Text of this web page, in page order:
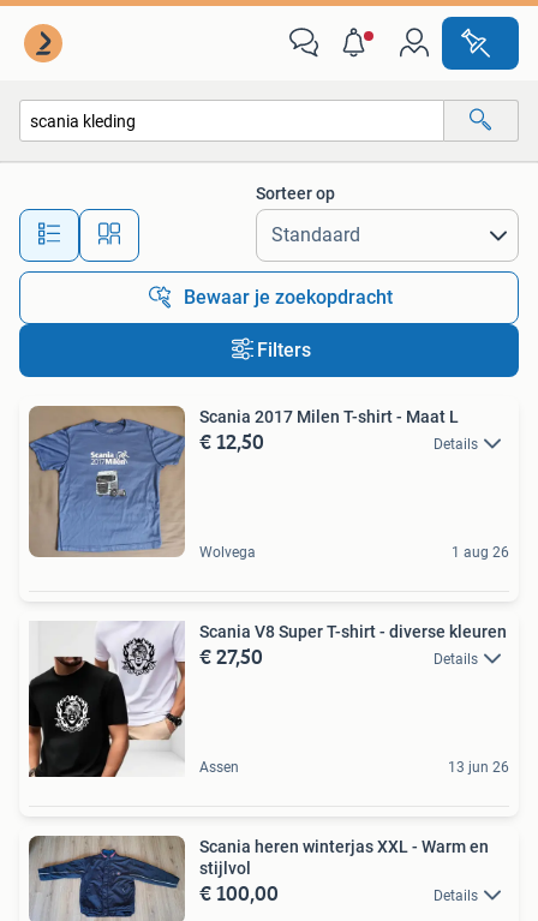
Alle afstanden…
Sorteer op
Bewaar je zoekopdracht
Filters
Scania 2017 Milen T-shirt - Maat L
€ 12,50 Details
Wolvega 1 aug 26
Scania V8 Super T-shirt - diverse kleuren
€ 27,50 Details
Assen 13 jun 26
Scania heren winterjas XXL - Warm en
stijlvol
€ 100,00 Details